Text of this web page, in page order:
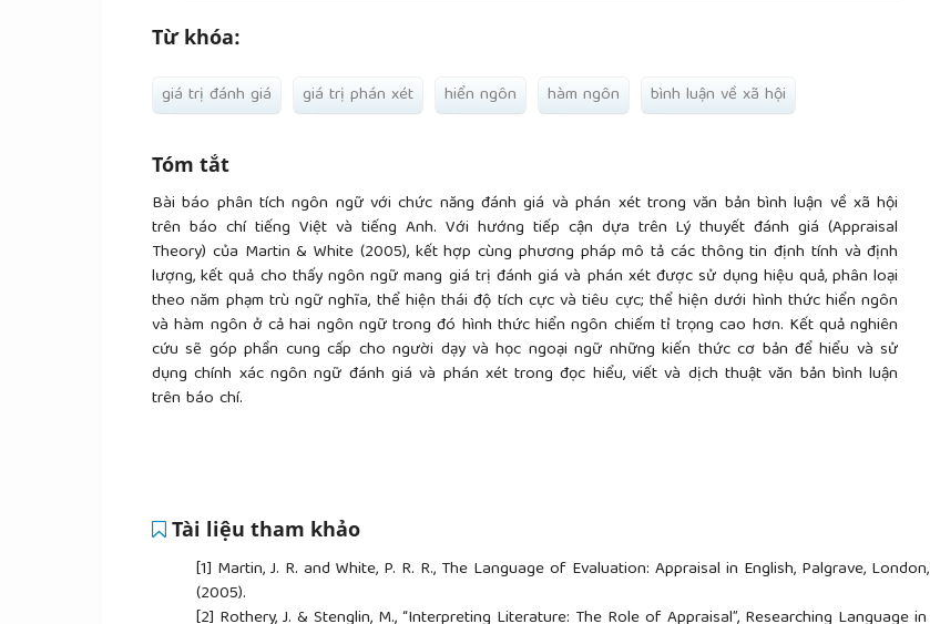
Từ khóa:
giá trị đánh giá giá trị phán xét hiển ngôn hàm ngôn bình luận về xã hội
Tóm tắt
Bài báo phân tích ngôn ngữ với chức năng đánh giá và phán xét trong văn bản bình luận về xã hội
trên báo chí tiếng Việt và tiếng Anh. Với hướng tiếp cận dựa trên Lý thuyết đánh giá (Appraisal
Theory) của Martin & White (2005), kết hợp cùng phương pháp mô tả các thông tin định tính và định
lượng, kết quả cho thấy ngôn ngữ mang giá trị đánh giá và phán xét được sử dụng hiệu quả, phân loại
theo năm phạm trù ngữ nghĩa, thể hiện thái độ tích cực và tiêu cực; thể hiện dưới hình thức hiển ngôn
và hàm ngôn ở cả hai ngôn ngữ trong đó hình thức hiển ngôn chiếm tỉ trọng cao hơn. Kết quả nghiên
cứu sẽ góp phần cung cấp cho người dạy và học ngoại ngữ những kiến thức cơ bản để hiểu và sử
dụng chính xác ngôn ngữ đánh giá và phán xét trong đọc hiểu, viết và dịch thuật văn bản bình luận
trên báo chí.
Tài liệu tham khảo
[1] Martin, J. R. and White, P. R. R., The Language of Evaluation: Appraisal in English, Palgrave, London,
(2005).
[2] Rothery, J. & Stenglin, M., “Interpreting Literature: The Role of Appraisal”, Researching Language in